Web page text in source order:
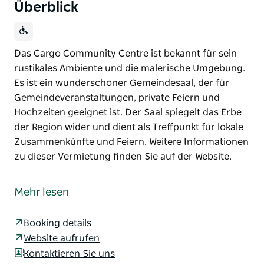
Überblick
Das Cargo Community Centre ist bekannt für sein
rustikales Ambiente und die malerische Umgebung.
Es ist ein wunderschöner Gemeindesaal, der für
Gemeindeveranstaltungen, private Feiern und
Hochzeiten geeignet ist. Der Saal spiegelt das Erbe
der Region wider und dient als Treffpunkt für lokale
Zusammenkünfte und Feiern. Weitere Informationen
zu dieser Vermietung finden Sie auf der Website.
rustikales Ambiente und die malerische Umgebung.
Hochzeiten geeignet ist. Der Saal spiegelt das Erbe
der Region wider und dient als Treffpunkt für lokale
Zusammenkünfte und Feiern.
Mehr lesen
Booking details
Website aufrufen
Kontaktieren Sie uns